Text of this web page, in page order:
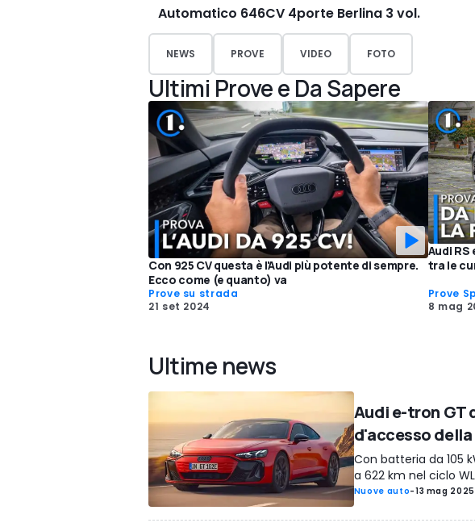
Automatico 646CV 4porte Berlina 3 vol.
NEWS PROVE VIDEO FOTO
Ultimi Prove e Da Sapere
Con 925 CV questa è l'Audi più potente di sempre.
Ecco come (e quanto) va
Prove su strada
21 set 2024
Audi
tra le
Prove
8 mag
Ultime news
Audi e-tron GT
d'accesso
Con batteria da 105
a 622 km nel ciclo
Nuove auto-13 mag 2025